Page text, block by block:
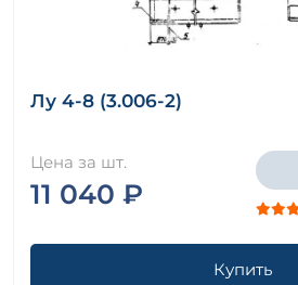
Лу 4-8 (3.006-2)
Цена за шт.
11 040 ₽
Купить